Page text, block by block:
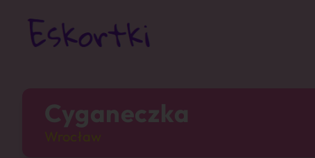
Cyganeczka